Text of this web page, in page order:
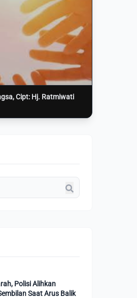
Cipt: Hj. Ratmiwati
Polisi Alihkan
Saat Arus Balik